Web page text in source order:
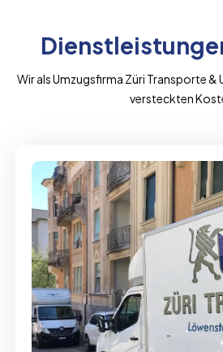
Wir als Umzugsfirma Züri Transporte &
versteckten